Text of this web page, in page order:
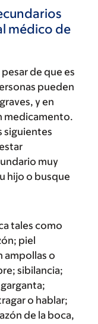
médico de
pesar de que es
pueden
y en
medicamento.
siguientes
muy
hijo o busque
tales como
piel
ampollas o
sibilancia;
o hablar;
de la boca,